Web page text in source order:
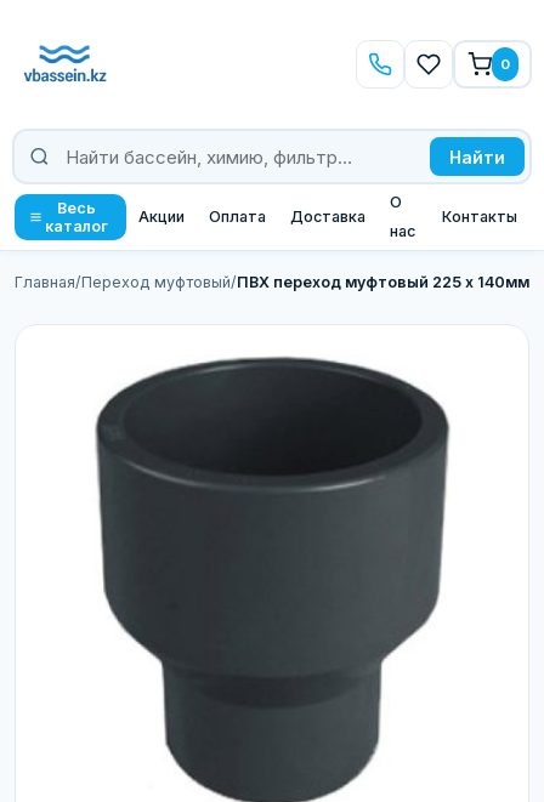
Найти
0
Весь
каталог
Акции Оплата Доставка
О
нас
Контакты
Главная/Переход муфтовый/ПВХ переход муфтовый 225 х 140мм